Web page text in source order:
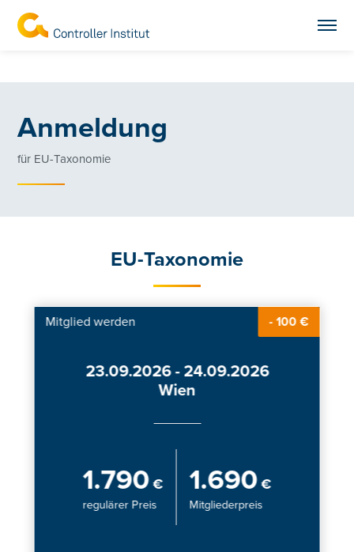
Anmeldung
für EU-Taxonomie
EU-Taxonomie
Mitglied werden - 100 €
23.09.2026 - 24.09.2026
Wien
1.790 €
regulärer Preis
1.690 €
Mitgliederpreis